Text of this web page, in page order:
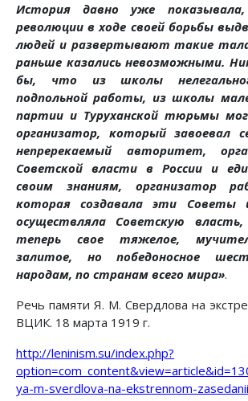
История давно уже
революции в ходе своей борьбы
людей и развертывают такие
раньше казались невозможными.
бы, что из школы
подпольной работы, из школы
партии и Туруханской тюрьмы
организатор, который завоевал
непререкаемый авторитет,
Советской власти в России и
своим знаниям, организатор
которая создавала эти Советы
осуществляла Советскую
теперь свое тяжелое,
залитое, но победоносное
народам, по странам всего мира».
Речь памяти Я. М. Свердлова на
ВЦИК. 18 марта 1919 г.
http://leninism.su/index.php?
ya-m-sverdlova-na-ekstrennom-